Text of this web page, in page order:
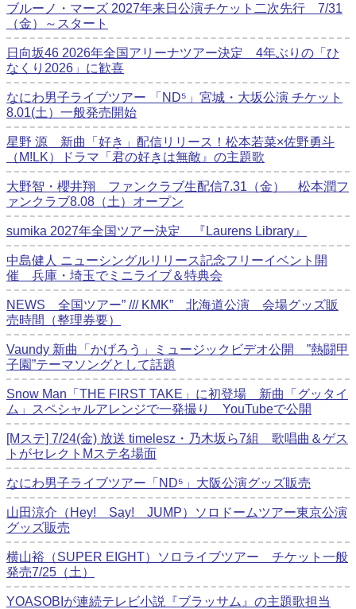
ブルーノ・マーズ 2027年来日公演チケット二次先行 7/31
（金）～スタート
日向坂46 2026年全国アリーナツアー決定 4年ぶりの「ひ
なくり2026」に歓喜
なにわ男子ライブツアー 「ND⁵」宮城・大坂公演 チケット
8.01(土）一般発売開始
星野 源 新曲「好き」配信リリース！松本若菜×佐野勇斗
（M!LK）ドラマ「君の好きは無敵』の主題歌
大野智・櫻井翔 ファンクラブ生配信7.31（金） 松本潤フ
ァンクラブ8.08（土）オープン
sumika 2027年全国ツアー決定 『Laurens Library』
中島健人 ニューシングルリリース記念フリーイベント開
催 兵庫・埼玉でミニライブ＆特典会
NEWS 全国ツアー” /// KMK” 北海道公演 会場グッズ販
売時間（整理券要）
Vaundy 新曲「かげろう」ミュージックビデオ公開 ”熱闘甲
子園”テーマソングとして話題
Snow Man「THE FIRST TAKE」に初登場 新曲「グッタイ
ム」スペシャルアレンジで一発撮り YouTubeで公開
[Mステ] 7/24(金) 放送 timelesz・乃木坂ら7組 歌唱曲＆ゲス
トがセレクトMステ名場面
なにわ男子ライブツアー「ND⁵」大阪公演グッズ販売
山田涼介（Hey! Say! JUMP）ソロドームツアー東京公演
グッズ販売
横山裕（SUPER EIGHT）ソロライブツアー チケット一般
発売7/25（土）
YOASOBIが連続テレビ小説『ブラッサム』の主題歌担当